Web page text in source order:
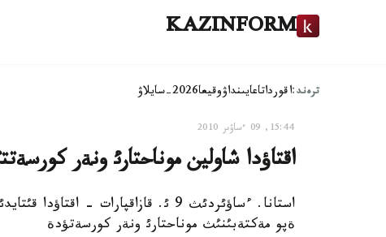
KAZINFORM
ترەند:اقورداتاعايىنداۋوقيعا2026-سايلاۋ
15:44, 09 ءساۋىر 2010
اقتاؤدا شاولين موناحتارئ ونةر
استانا. ءساؤئردئث 9 ئ. قازاقپارات -
ةپو مةكتةبئنئث موناحتارئ ونةر كورسةتؤدة